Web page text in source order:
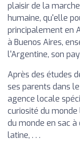
plaisir de la
humaine, qu'elle
principalement en
à Buenos Aires,
l'Argentine, son
Après des études
ses parents dans
agence locale
curiosité du
du monde en sac
latine, . . .